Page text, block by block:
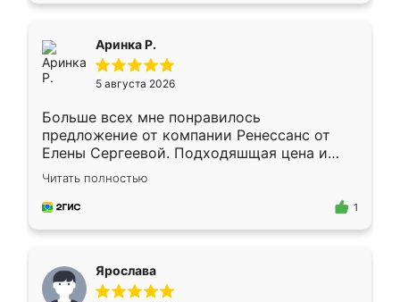
Аринка Р.
5 августа 2026
Больше всех мне понравилось
предложение от компании Ренессанс от
Елены Сергеевой. Подходяшщая цена и
короткие сроки изготовления. Приехавший
для замера сотрудник Владислав
предложил по моему эскизу самый
Читать полностью
1
Ярослава